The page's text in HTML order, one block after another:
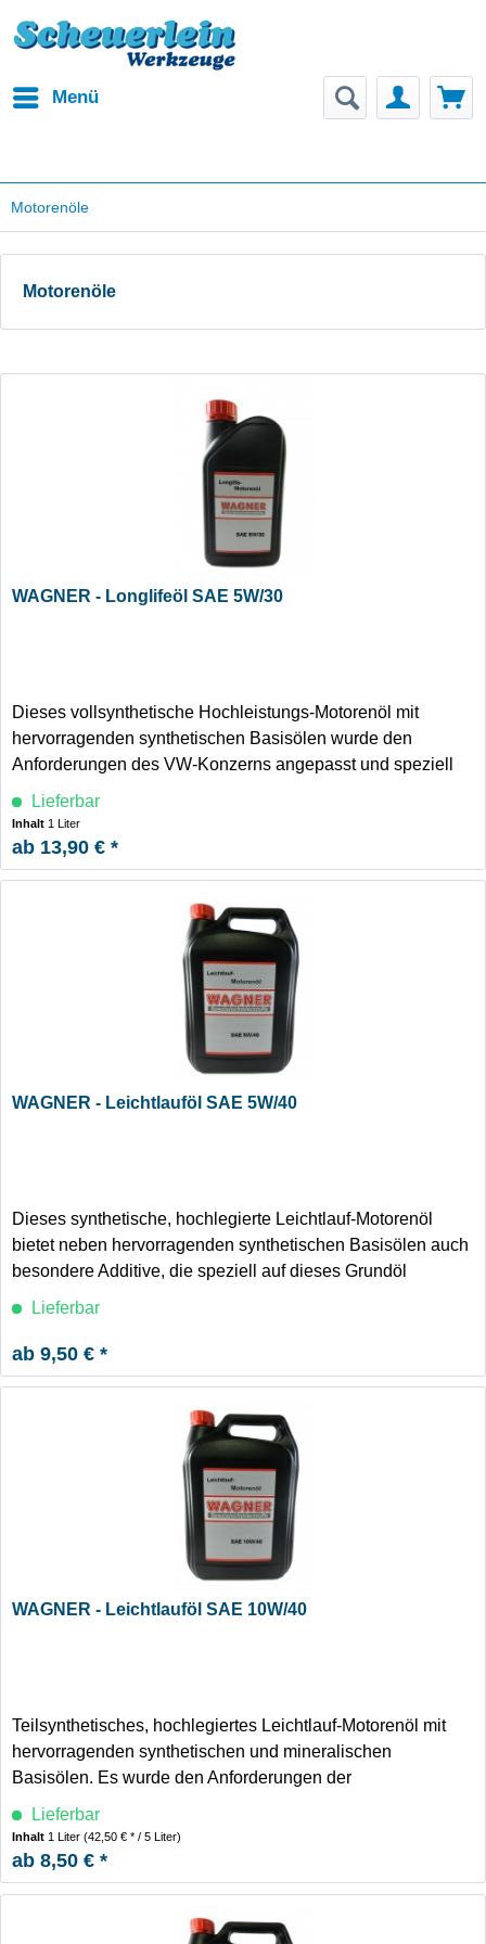
Menü
Motorenöle
Motorenöle
WAGNER - Longlifeöl SAE 5W/30
Dieses vollsynthetische Hochleistungs-Motorenöl mit
hervorragenden synthetischen Basisölen wurde den
Anforderungen des VW-Konzerns angepasst und speziell
für die neuen Generationen von Hochleistungsmotoren mit
Ölwechselintervallverlängerung entwickelt.
Lieferbar
Inhalt 1 Liter
ab 13,90 € *
WAGNER - Leichtlauföl SAE 5W/40
Dieses synthetische, hochlegierte Leichtlauf-Motorenöl
bietet neben hervorragenden synthetischen Basisölen auch
besondere Additive, die speziell auf dieses Grundöl
abgestimmt wurden.
Lieferbar
ab 9,50 € *
WAGNER - Leichtlauföl SAE 10W/40
Teilsynthetisches, hochlegiertes Leichtlauf-Motorenöl mit
hervorragenden synthetischen und mineralischen
Basisölen. Es wurde den Anforderungen der
Automobilhersteller angepasst und speziell für die neue
Generation von PKW-Hochleistungs-Motoren entwickelt.
Lieferbar
Inhalt1 Liter(42,50 € * / 5 Liter)
ab 8,50 € *